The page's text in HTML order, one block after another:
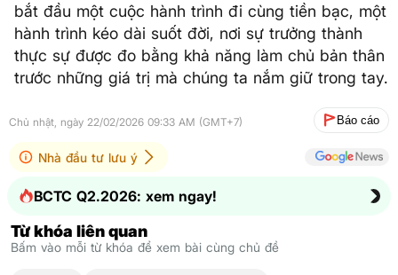
bắt đầu một cuộc hành trình đi cùng tiền bạc, một
hành trình kéo dài suốt đời, nơi sự trưởng thành
thực sự được đo bằng khả năng làm chủ bản thân
trước những giá trị mà chúng ta nắm giữ trong tay.
Chủ nhật, ngày 22/02/2026 09:33 AM (GMT+7) Báo cáo
Nhà đầu tư lưu ý
BCTC Q2.2026: xem ngay!
Từ khóa liên quan
Bấm vào mỗi từ khóa để xem bài cùng chủ đề